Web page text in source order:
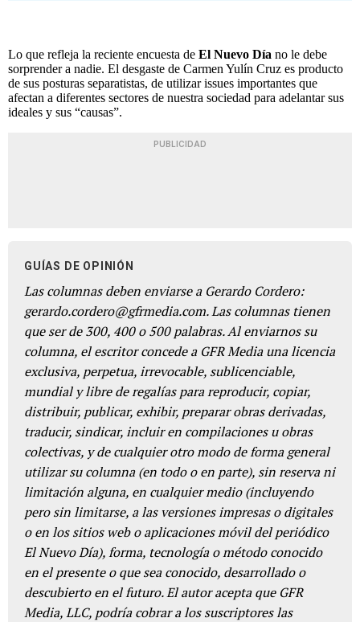
Lo que refleja la reciente encuesta de El Nuevo Día no le debe
sorprender a nadie. El desgaste de Carmen Yulín Cruz es producto
de sus posturas separatistas, de utilizar issues importantes que
afectan a diferentes sectores de nuestra sociedad para adelantar sus
ideales y sus “causas”.
PUBLICIDAD
GUÍAS DE OPINIÓN
Las columnas deben enviarse a Gerardo Cordero:
gerardo.cordero@gfrmedia.com. Las columnas tienen
que ser de 300, 400 o 500 palabras. Al enviarnos su
columna, el escritor concede a GFR Media una licencia
exclusiva, perpetua, irrevocable, sublicenciable,
mundial y libre de regalías para reproducir, copiar,
distribuir, publicar, exhibir, preparar obras derivadas,
traducir, sindicar, incluir en compilaciones u obras
colectivas, y de cualquier otro modo de forma general
utilizar su columna (en todo o en parte), sin reserva ni
limitación alguna, en cualquier medio (incluyendo
pero sin limitarse, a las versiones impresas o digitales
o en los sitios web o aplicaciones móvil del periódico
El Nuevo Día), forma, tecnología o método conocido
en el presente o que sea conocido, desarrollado o
descubierto en el futuro. El autor acepta que GFR
Media, LLC, podría cobrar a los suscriptores las